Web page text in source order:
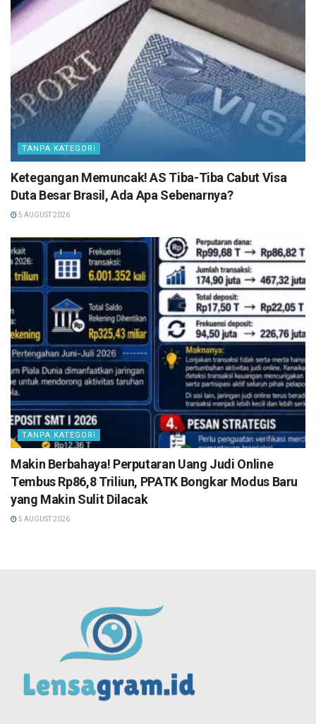
TANPA KATEGORI
Ketegangan Memuncak! AS Tiba-Tiba Cabut Visa
Duta Besar Brasil, Ada Apa Sebenarnya?
5 AUGUST 2026
TANPA KATEGORI
Makin Berbahaya! Perputaran Uang Judi Online
Tembus Rp86,8 Triliun, PPATK Bongkar Modus Baru
yang Makin Sulit Dilacak
5 AUGUST 2026